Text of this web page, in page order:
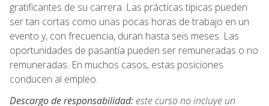
gratificantes de su carrera. Las prácticas típicas pueden
ser tan cortas como unas pocas horas de trabajo en un
evento y, con frecuencia, duran hasta seis meses. Las
oportunidades de pasantía pueden ser remuneradas o no
remuneradas. En muchos casos, estas posiciones
conducen al empleo.
Descargo de responsabilidad: este curso no incluye un